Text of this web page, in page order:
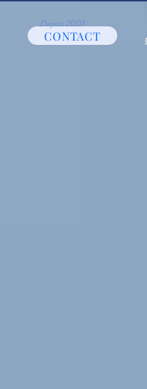
CONTACT
Depuis 2001